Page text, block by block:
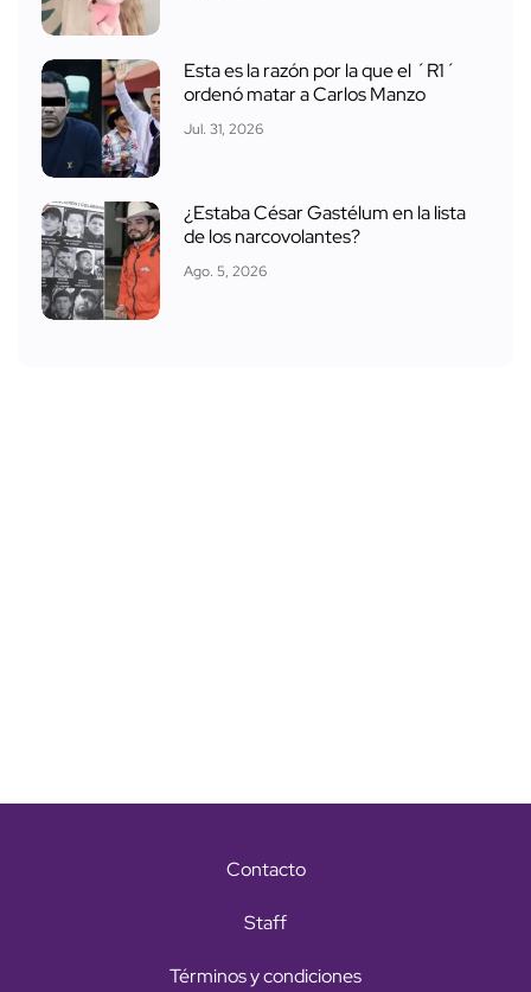
Esta es la razón por la que el ´R1´
ordenó matar a Carlos Manzo
Jul. 31, 2026
¿Estaba César Gastélum en la lista
de los narcovolantes?
Ago. 5, 2026
Contacto
Staff
Términos y condiciones